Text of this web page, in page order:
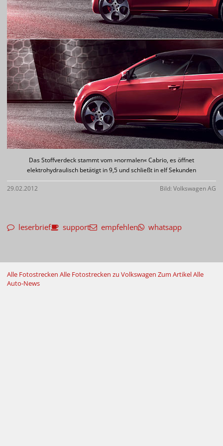
Das Stoffverdeck stammt vom »normalen« Cabrio, es öffnet
elektrohydraulisch betätigt in 9,5 und schließt in elf Sekunden
29.02.2012 Bild: Volkswagen AG
leserbrief support empfehlen whatsapp
Alle Fotostrecken Alle Fotostrecken zu Volkswagen Zum ArtikelAlle
Auto-News